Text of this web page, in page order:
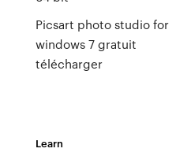
Picsart photo studio for
windows 7 gratuit
télécharger
Learn